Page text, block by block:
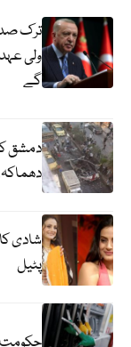
ترک
ولی
گے
دمشق
دھماکہ، 2 افراد جاں بحق،
شادی
پٹیل